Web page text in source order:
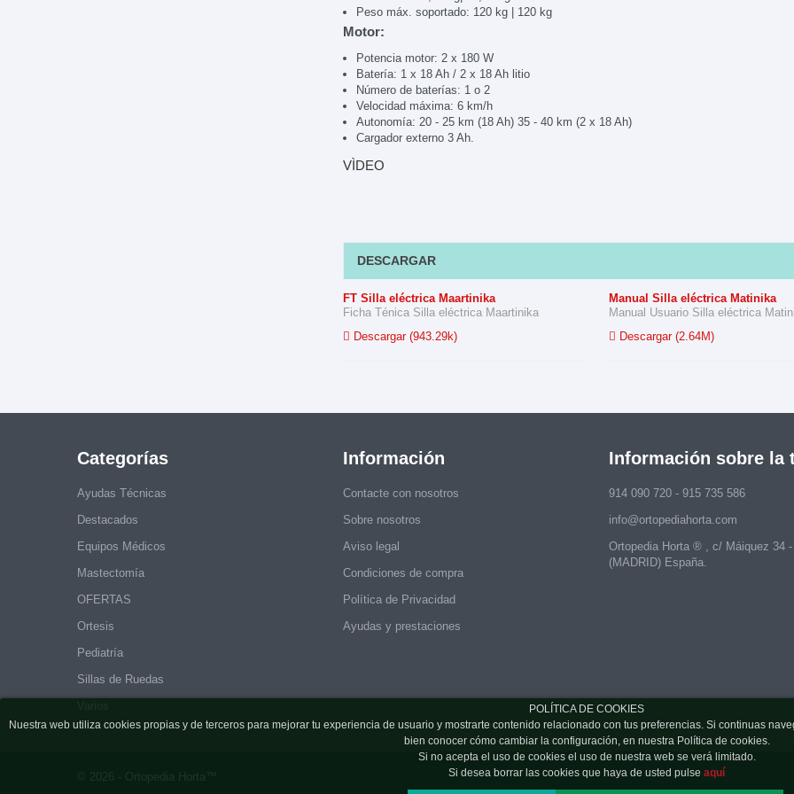
POLÍTICA DE COOKIES
Nuestra web utiliza cookies propias y de terceros para mejorar tu experiencia de usuario y mostrarte contenido relacionado con tus preferencias. Si continuas
bien conocer cómo cambiar la configuración, en nuestra Política de cookies.
Si no acepta el uso de cookies el uso de nuestra web se verá limitado.
Si desea borrar las cookies que haya de usted pulse aquí
Peso máx. soportado: 120 kg | 120 kg
Motor:
Potencia motor: 2 x 180 W
Batería: 1 x 18 Ah / 2 x 18 Ah litio
Número de baterías: 1 o 2
Velocidad máxima: 6 km/h
Autonomía: 20 - 25 km (18 Ah) 35 - 40 km (2 x 18 Ah)
Cargador externo 3 Ah.
VÌDEO
DESCARGAR
FT Silla eléctrica Maartinika
Ficha Ténica Silla eléctrica Maartinika
Descargar (943.29k)
Manual Silla eléctrica Matinika
Manual Usuario Silla eléctrica
Descargar (2.64M)
Categorías
Ayudas Técnicas
Destacados
Equipos Médicos
Mastectomía
OFERTAS
Ortesis
Pediatría
Sillas de Ruedas
Información
Contacte con nosotros
Sobre nosotros
Aviso legal
Condiciones de compra
Política de Privacidad
Ayudas y prestaciones
Información sobre la
914 090 720 - 915 735 586
info@ortopediahorta.com
Ortopedia Horta ® , c/ Máiquez 34 -
(MADRID) España.